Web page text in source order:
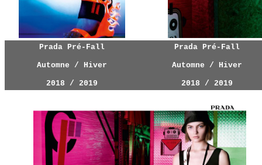
Prada Pré-Fall
Automne / Hiver
2018 / 2019
Prada Pré-Fall
Automne / Hiver
2018 / 2019